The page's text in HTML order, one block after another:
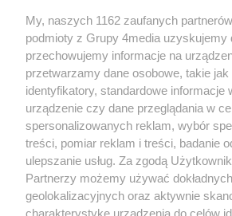
Kontakt Reklama Patronat
Regulamin serwisu i
Regulamin konkursów
Przetwarzanie danych
Zapisz się do
Dołącz do grona ludzi najlepiej
Zapisz się »
My, naszych 1162 zaufanych
podmioty z Grupy 4media uzyskujemy
przechowujemy informacje na
przetwarzamy dane osobowe, takie jak
identyfikatory, standardowe informacje
urządzenie czy dane przeglądania w
spersonalizowanych reklam, wybór
treści, pomiar reklam i treści, badanie
ulepszanie usług. Za zgodą
Partnerzy możemy używać
geolokalizacyjnych oraz aktywnie
charakterystykę urządzenia do celów